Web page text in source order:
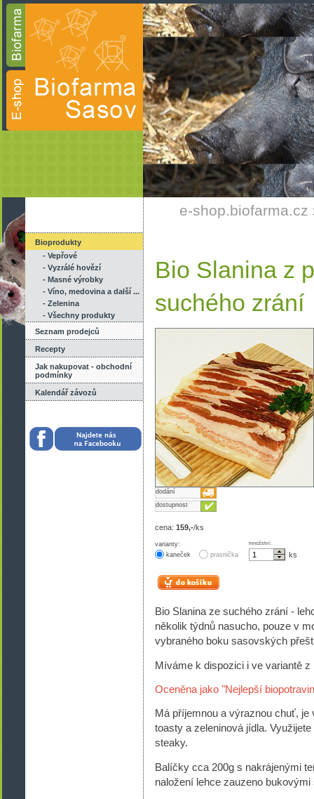
Bioprodukty
- Vepřové
- Vyzrálé hovězí
- Masné výrobky
- Víno, medovina a další ...
- Zelenina
- Všechny produkty
Seznam prodejců
Recepty
Jak nakupovat - obchodní
podmínky
Kalendář závozů
e-shop.biofarma.cz
Bio Slanina z
suchého zrání
dodání
dostupnost
cena: 159,-/ks
varianty: množství:
kaneček prasnička ks
Bio Slanina ze suchého zrání -
několik týdnů nasucho, pouze v
vybraného boku sasovských
Míváme k dispozici i ve variantě
Oceněna jako "Nejlepší
Má příjemnou a výraznou chuť,
toasty a zeleninová jídla.
steaky.
Balíčky cca 200g s nakrájenými
naložení lehce zauzeno